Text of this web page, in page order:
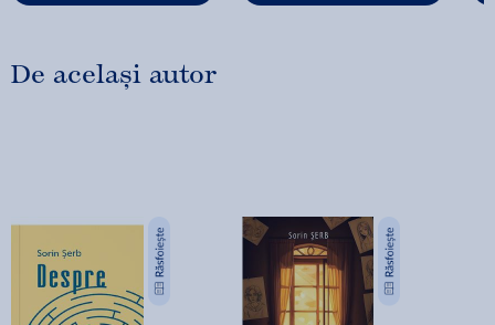
De același autor